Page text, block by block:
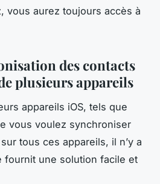
vous aurez toujours accès à
des contacts
plusieurs appareils
appareils iOS, tels que
vous voulez synchroniser
tous ces appareils, il n’y a
fournit une solution facile et